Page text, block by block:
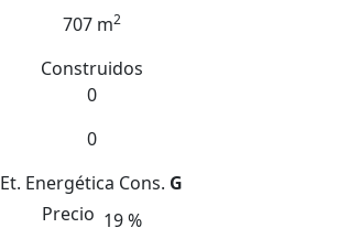
707 m2
Construidos
0
0
Et. Energética Cons. G
Precio 19 %